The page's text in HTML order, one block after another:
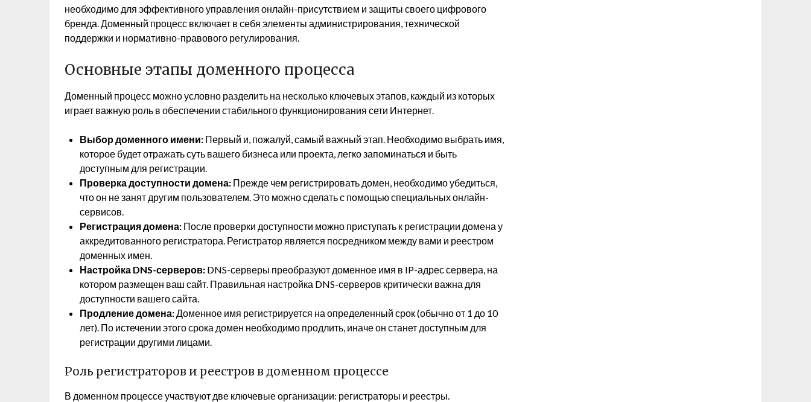
необходимо для эффективного управления онлайн-присутствием и защиты своего цифрового
бренда. Доменный процесс включает в себя элементы администрирования, технической
поддержки и нормативно-правового регулирования.
Основные этапы доменного процесса
Доменный процесс можно условно разделить на несколько ключевых этапов, каждый из которых
играет важную роль в обеспечении стабильного функционирования сети Интернет.
Выбор доменного имени: Первый и, пожалуй, самый важный этап. Необходимо выбрать имя,
которое будет отражать суть вашего бизнеса или проекта, легко запоминаться и быть
доступным для регистрации.
Проверка доступности домена: Прежде чем регистрировать домен, необходимо убедиться,
что он не занят другим пользователем. Это можно сделать с помощью специальных онлайн-
сервисов.
Регистрация домена: После проверки доступности можно приступать к регистрации домена у
аккредитованного регистратора. Регистратор является посредником между вами и реестром
доменных имен.
Настройка DNS-серверов: DNS-серверы преобразуют доменное имя в IP-адрес сервера, на
котором размещен ваш сайт. Правильная настройка DNS-серверов критически важна для
доступности вашего сайта.
Продление домена: Доменное имя регистрируется на определенный срок (обычно от 1 до 10
лет). По истечении этого срока домен необходимо продлить, иначе он станет доступным для
регистрации другими лицами.
Роль регистраторов и реестров в доменном процессе
В доменном процессе участвуют две ключевые организации: регистраторы и реестры.